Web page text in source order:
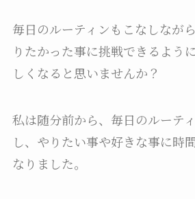
毎日のルーティンもこなしなが
りたかった事に挑戦できるよう
しくなると思いませんか？
私は随分前から、毎日のルーテ
し、やりたい事や好きな事に時
なりました。